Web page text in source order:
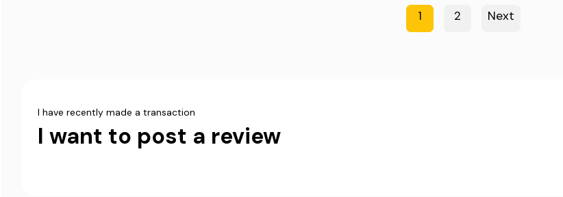
1 2 Next
I have recently made a transaction
I want to post a review